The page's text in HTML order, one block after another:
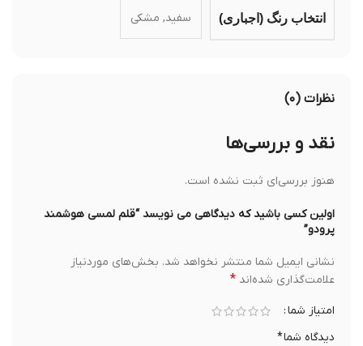
انتخاب رنگ (اجباری) سفید, مشکی
نظرات (۰)
نقد و بررسی‌ها
هنوز بررسی‌ای ثبت نشده است.
اولین کسی باشید که دیدگاهی می نویسد “قلم لمسی هوشمند
پرودو”
نشانی ایمیل شما منتشر نخواهد شد. بخش‌های موردنیاز
علامت‌گذاری شده‌اند*
امتیاز شما
دیدگاه شما*